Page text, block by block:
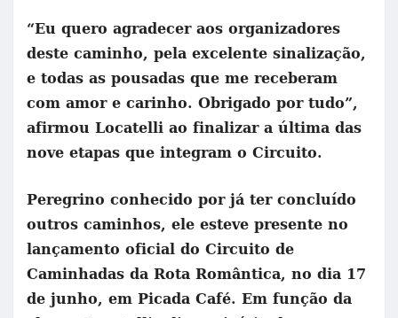
“Eu quero agradecer aos organizadores
deste caminho, pela excelente sinalização,
e todas as pousadas que me receberam
com amor e carinho. Obrigado por tudo”,
afirmou Locatelli ao finalizar a última das
nove etapas que integram o Circuito.
Peregrino conhecido por já ter concluído
outros caminhos, ele esteve presente no
lançamento oficial do Circuito de
Caminhadas da Rota Romântica, no dia 17
de junho, em Picada Café. Em função da